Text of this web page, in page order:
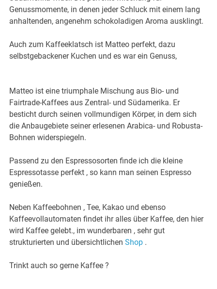
Genussmomente, in denen jeder Schluck mit einem lang
anhaltenden, angenehm schokoladigen Aroma ausklingt.
Auch zum Kaffeeklatsch ist Matteo perfekt, dazu
selbstgebackener Kuchen und es war ein Genuss,
Matteo ist eine triumphale Mischung aus Bio- und
Fairtrade-Kaffees aus Zentral- und Südamerika. Er
besticht durch seinen vollmundigen Körper, in dem sich
die Anbaugebiete seiner erlesenen Arabica- und Robusta-
Bohnen widerspiegeln.
Passend zu den Espressosorten finde ich die kleine
Espressotasse perfekt , so kann man seinen Espresso
genießen.
Neben Kaffeebohnen , Tee, Kakao und ebenso
Kaffeevollautomaten findet ihr alles über Kaffee, den hier
wird Kaffee gelebt., im wunderbaren , sehr gut
strukturierten und übersichtlichenShop .
Trinkt auch so gerne Kaffee ?